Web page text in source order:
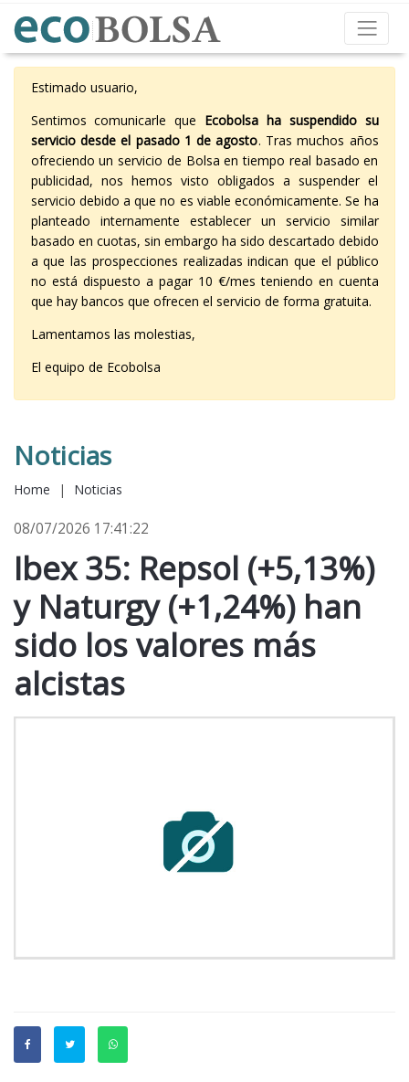
Estimado usuario,
Sentimos comunicarle que Ecobolsa ha suspendido su
servicio desde el pasado 1 de agosto. Tras muchos años
ofreciendo un servicio de Bolsa en tiempo real basado en
publicidad, nos hemos visto obligados a suspender el
servicio debido a que no es viable económicamente. Se ha
planteado internamente establecer un servicio similar
basado en cuotas, sin embargo ha sido descartado debido
a que las prospecciones realizadas indican que el público
no está dispuesto a pagar 10 €/mes teniendo en cuenta
que hay bancos que ofrecen el servicio de forma gratuita.
Lamentamos las molestias,
El equipo de Ecobolsa
Noticias
Home | Noticias
08/07/2026 17:41:22
Ibex 35: Repsol (+5,13%)
y Naturgy (+1,24%) han
sido los valores más
alcistas